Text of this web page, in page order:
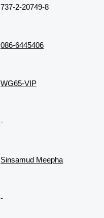
737-2-20749-8
086-6445406
WG65-VIP
-
Sinsamud Meepha
-